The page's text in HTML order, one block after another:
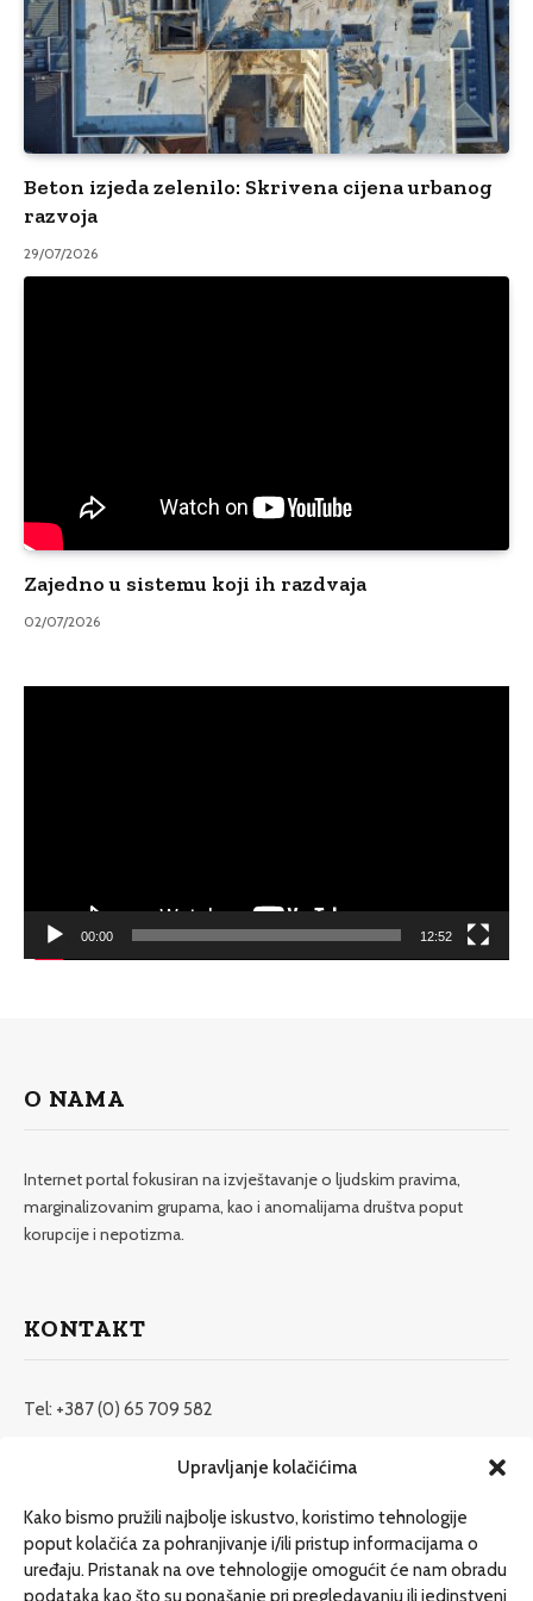
Upravljanje kolačićima
Kako bismo pružili najbolje iskustvo, koristimo tehnologije
poput kolačića za pohranjivanje i/ili pristup informacijama o
uređaju. Pristanak na ove tehnologije omogućit će nam obradu
podataka kao što su ponašanje pri pregledavanju ili jedinstveni
Beton izjeda zelenilo: Skrivena cijena urbanog
razvoja
29/07/2026
Zajedno u sistemu koji ih razdvaja
02/07/2026
00:00 12:52
O NAMA
Internet portal fokusiran na izvještavanje o ljudskim pravima,
marginalizovanim grupama, kao i anomalijama društva poput
korupcije i nepotizma.
KONTAKT
Tel: +387 (0) 65 709 582
redakcija@etrafika.net
Dosije